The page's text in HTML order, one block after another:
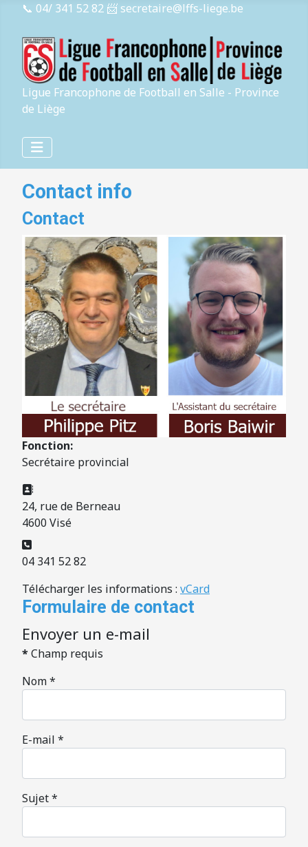
📞 04/ 341 52 82 📨 secretaire@lffs-liege.be
Ligue Francophone de Football en Salle - Province
de Liège
Contact info
Contact
Fonction:
Secrétaire provincial
Adresse:
24, rue de Berneau
4600 Visé
Téléphone:
04 341 52 82
Télécharger les informations : vCard
Formulaire de contact
Envoyer un e-mail
*Champ requis
Nom*
E-mail *
Sujet*